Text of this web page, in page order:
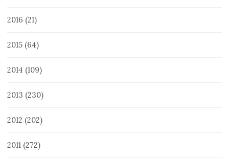
2016 (21)
2015 (64)
2014 (109)
2013 (230)
2012 (202)
2011 (272)